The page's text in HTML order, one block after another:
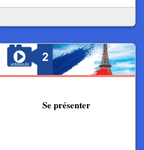
Se présenter